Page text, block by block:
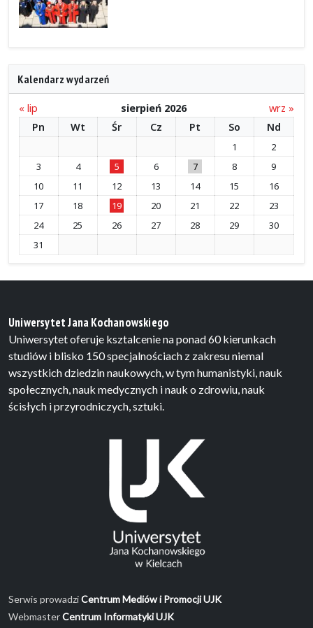
Kalendarz wydarzeń
« lip sierpień 2026
wrz »
Pn
Wt Śr Cz Pt So Nd
1
2
3
4 5 6 7 8
9
10
11 12 13 14 15
16
17
18 19 20 21 22
23
24
25 26 27 28 29
30
31
Uniwersytet Jana Kochanowskiego
Uniwersytet oferuje ksztalcenie na ponad 60 kierunkach
studiów i blisko 150 specjalnościach z zakresu niemal
wszystkich dziedzin naukowych, w tym humanistyki, nauk
społecznych, nauk medycznych i nauk o zdrowiu, nauk
ścisłych i przyrodniczych, sztuki.
Serwis prowadziCentrum Mediów i Promocji UJK
WebmasterCentrum Informatyki UJK